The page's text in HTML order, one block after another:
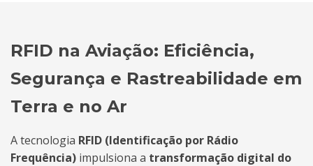
RFID na Aviação: Eficiência,
Segurança e Rastreabilidade em
Terra e no Ar
A tecnologia RFID (Identificação por Rádio
Frequência) impulsiona a transformação digital do